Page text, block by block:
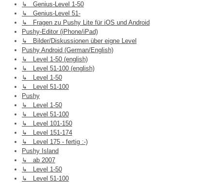
↳ Genius-Level 1-50
↳ Genius-Level 51-
↳ Fragen zu Pushy Lite für iOS und Android
Pushy-Editor (iPhone/iPad)
↳ Bilder/Diskussionen über eigne Level
Pushy Android (German/English)
↳ Level 1-50 (english)
↳ Level 51-100 (english)
↳ Level 1-50
↳ Level 51-100
Pushy
↳ Level 1-50
↳ Level 51-100
↳ Level 101-150
↳ Level 151-174
↳ Level 175 - fertig :-)
Pushy Island
↳ ab 2007
↳ Level 1-50
↳ Level 51-100